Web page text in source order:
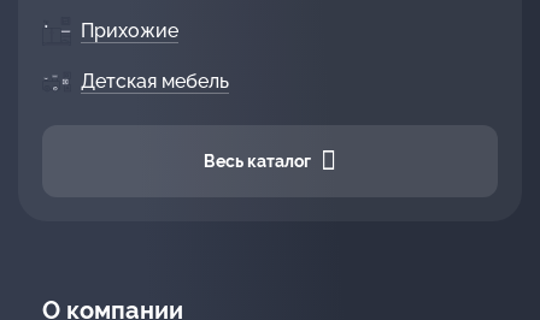
Прихожие
Детская мебель
Весь каталог
О компании